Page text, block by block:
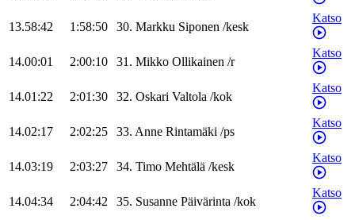
13.58:42 1:58:50 30. Markku Siponen /kesk
Katso
14.00:01 2:00:10 31. Mikko Ollikainen /r
Katso
14.01:22 2:01:30 32. Oskari Valtola /kok
Katso
14.02:17 2:02:25 33. Anne Rintamäki /ps
Katso
14.03:19 2:03:27 34. Timo Mehtälä /kesk
Katso
14.04:34 2:04:42 35. Susanne Päivärinta /kok
Katso